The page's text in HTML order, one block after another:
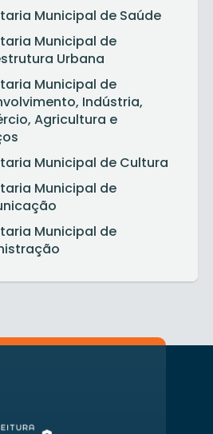
Municipal de Saúde
Municipal de
Urbana
Municipal de
Indústria,
Agricultura e
Municipal de Cultura
Municipal de
Municipal de